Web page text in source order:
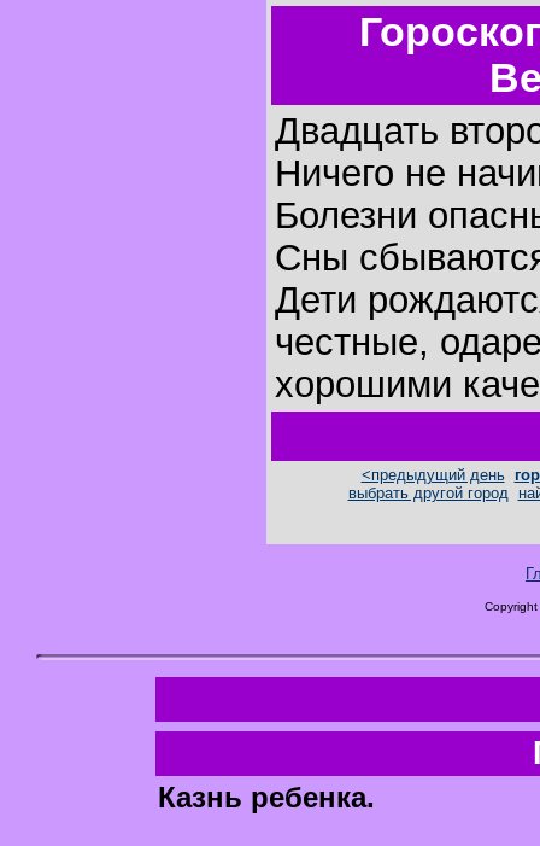
Двадцать
Ничего не
Болезни
Сны
Дети
честные,
хорошими
<предыдущий день
выбрать другой город
Казнь ребенка.